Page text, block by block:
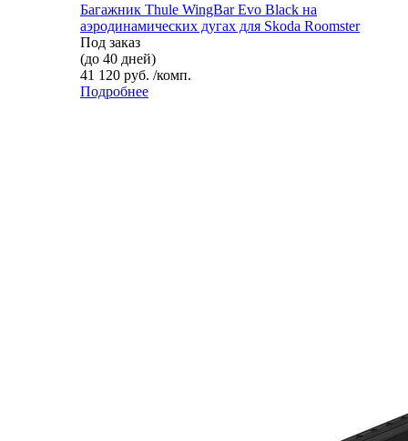
Багажник Thule WingBar Evo Black на
аэродинамических дугах для Skoda Roomster
Под заказ
(до 40 дней)
41 120 руб. /комп.
Подробнее